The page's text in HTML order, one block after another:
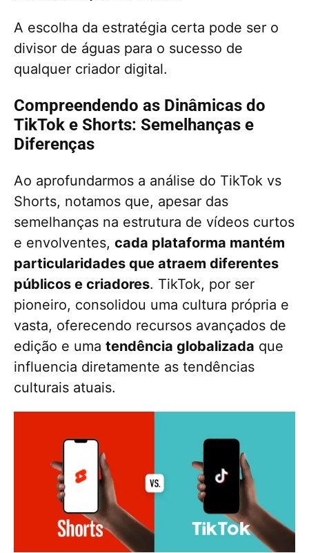
A escolha da estratégia certa pode ser o
divisor de águas para o sucesso de
qualquer criador digital.
Compreendendo as Dinâmicas do
TikTok e Shorts: Semelhanças e
Diferenças
Ao aprofundarmos a análise do TikTok vs
Shorts, notamos que, apesar das
semelhanças na estrutura de vídeos curtos
e envolventes, cada plataforma mantém
particularidades que atraem diferentes
públicos e criadores. TikTok, por ser
pioneiro, consolidou uma cultura própria e
vasta, oferecendo recursos avançados de
edição e uma tendência globalizada que
influencia diretamente as tendências
culturais atuais.